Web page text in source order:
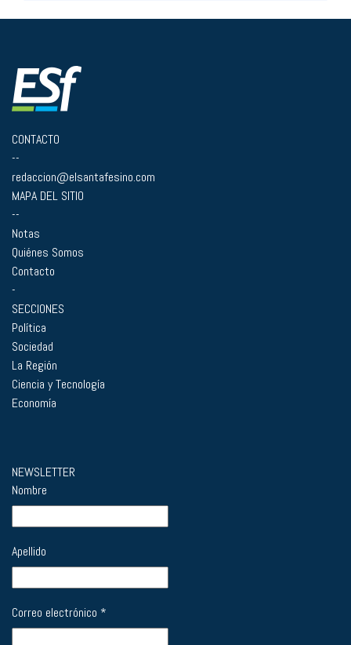
CONTACTO
--
redaccion@elsantafesino.com
MAPA DEL SITIO
--
Notas
Quiénes Somos
Contacto
-
SECCIONES
Política
Sociedad
La Región
Ciencia y Tecnología
Economía
NEWSLETTER
Nombre
Apellido
Correo electrónico *